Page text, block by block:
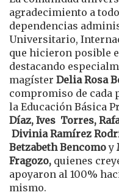
agradecimiento a
dependencias
Universitario,
que hicieron posible
destacando
magíster Delia Rosa
compromiso de cada
la Educación Básica
Díaz, Ives Torres,
Divinia Ramírez
Betzabeth Bencomoy
Fragozo, quienes
apoyaron al 100%
mismo.